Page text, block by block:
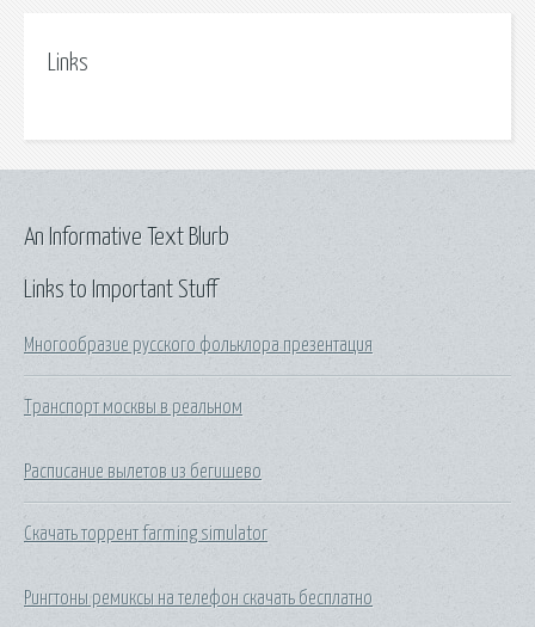
Links
Links to Important Stuff
Многообразие русского фольклора презентация
Транспорт москвы в реальном
Расписание вылетов из бегишево
Скачать торрент farming simulator
Рингтоны ремиксы на телефон скачать бесплатно
An Informative Text Blurb